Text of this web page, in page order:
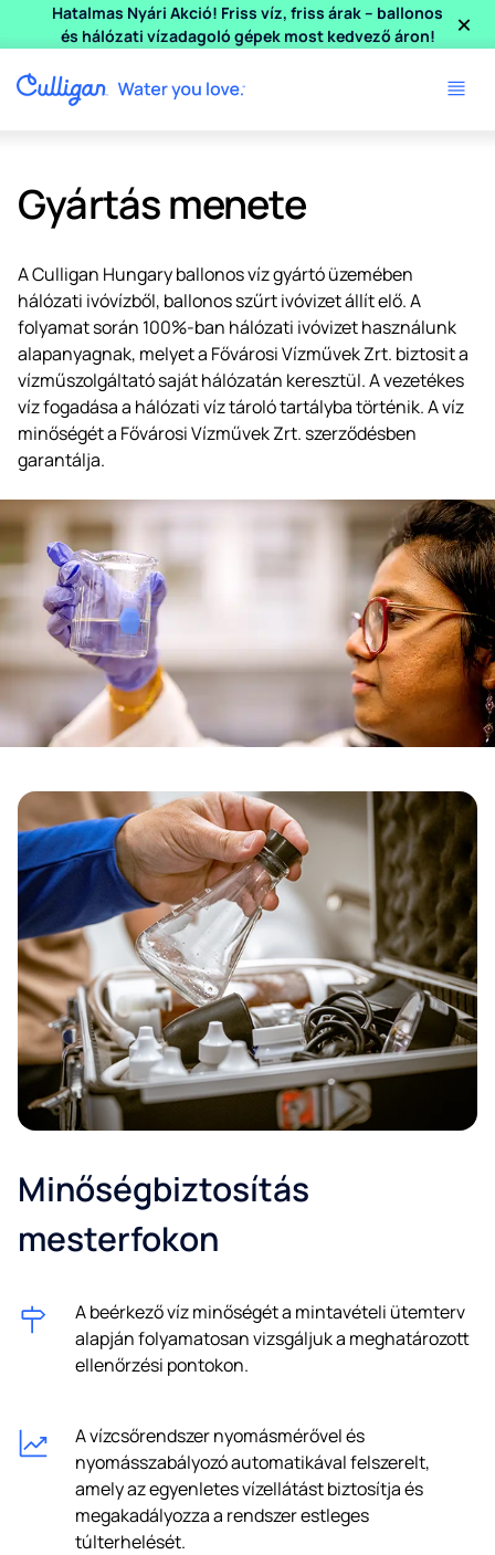
Hatalmas Nyári Akció! Friss víz, friss árak – ballonos
és hálózati vízadagoló gépek most kedvező áron!
×
Gyártás menete
A Culligan Hungary ballonos víz gyártó üzemében
hálózati ivóvízből, ballonos szűrt ivóvizet állít elő. A
folyamat során 100%-ban hálózati ivóvizet használunk
alapanyagnak, melyet a Fővárosi Vízművek Zrt. biztosit a
vízműszolgáltató saját hálózatán keresztül. A vezetékes
víz fogadása a hálózati víz tároló tartályba történik. A víz
minőségét a Fővárosi Vízművek Zrt. szerződésben
garantálja.
Minőségbiztosítás
mesterfokon
A beérkező víz minőségét a mintavételi ütemterv
alapján folyamatosan vizsgáljuk a meghatározott
ellenőrzési pontokon.
A vízcsőrendszer nyomásmérővel és
nyomásszabályozó automatikával felszerelt,
amely az egyenletes vízellátást biztosítja és
megakadályozza a rendszer estleges
túlterhelését.